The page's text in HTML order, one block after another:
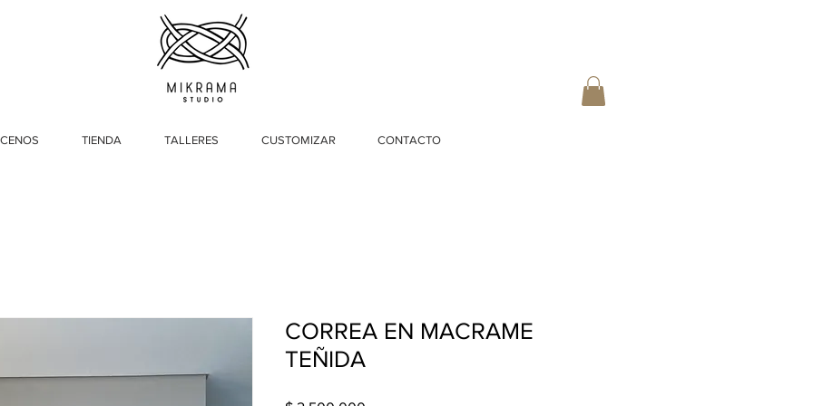
TIENDA TALLERES CUSTOMIZAR CONTACTO
CORREA EN MACRAME
TEÑIDA